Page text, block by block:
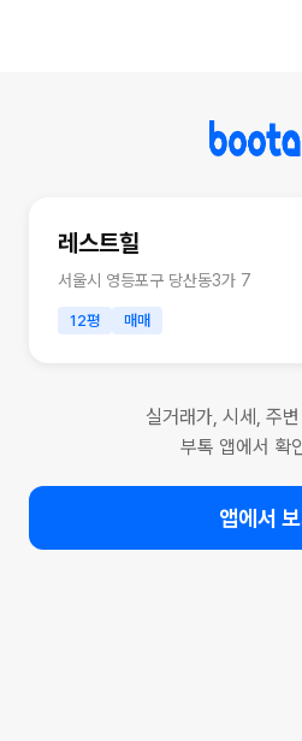
레스트힐
서울시 영등포구 당산동3가 7
12평 매매
실거래가, 시세, 주
부톡 앱에서 확
앱에서 보